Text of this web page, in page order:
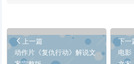
上一篇
动作片《复仇行动》解说文
下一
电影